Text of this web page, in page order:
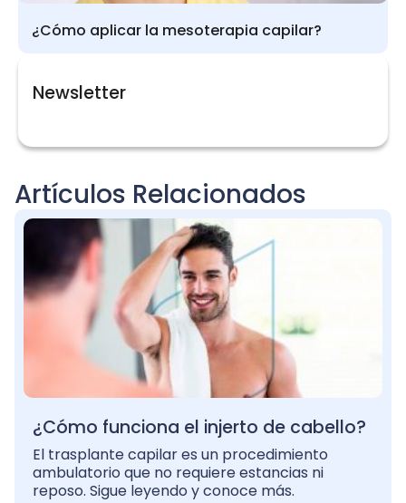
¿Cómo aplicar la mesoterapia capilar?
Newsletter
Artículos Relacionados
¿Cómo funciona el injerto de cabello?
El trasplante capilar es un procedimiento
ambulatorio que no requiere estancias ni
reposo. Sigue leyendo y conoce más.